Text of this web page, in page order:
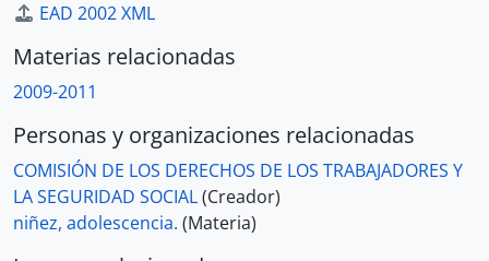
EAD 2002 XML
Materias relacionadas
2009-2011
Personas y organizaciones relacionadas
COMISIÓN DE LOS DERECHOS DE LOS TRABAJADORES Y
LA SEGURIDAD SOCIAL(Creador)
niñez, adolescencia. (Materia)